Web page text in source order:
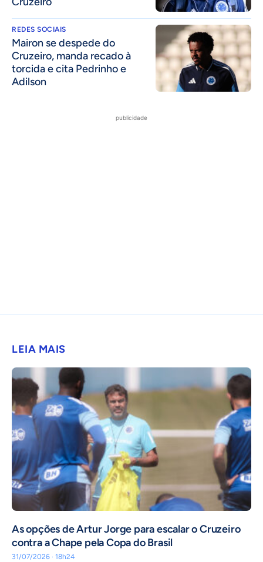
REDES SOCIAIS
Mairon se despede do
Cruzeiro, manda recado à
torcida e cita Pedrinho e
Adilson
publicidade
LEIA MAIS
As opções de Artur Jorge para escalar o Cruzeiro
contra a Chape pela Copa do Brasil
31/07/2026 · 18h24